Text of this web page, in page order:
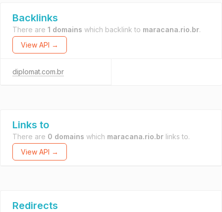
Backlinks
There are 1 domains which backlink to maracana.rio.br.
View API →
diplomat.com.br
Links to
There are 0 domains which maracana.rio.br links to.
View API →
Redirects